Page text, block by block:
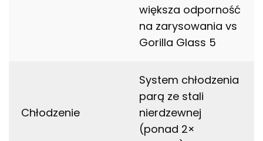
większa odporność
na zarysowania vs
Gorilla Glass 5
Chłodzenie
System chłodzenia
parą ze stali
nierdzewnej
(ponad 2×